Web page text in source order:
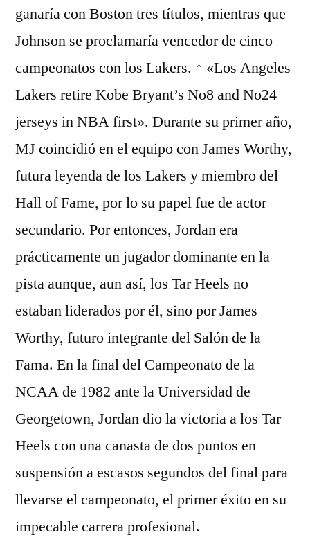
ganaría con Boston tres títulos, mientras que
Johnson se proclamaría vencedor de cinco
campeonatos con los Lakers. ↑ «Los Angeles
Lakers retire Kobe Bryant’s No8 and No24
jerseys in NBA first». Durante su primer año,
MJ coincidió en el equipo con James Worthy,
futura leyenda de los Lakers y miembro del
Hall of Fame, por lo su papel fue de actor
secundario. Por entonces, Jordan era
prácticamente un jugador dominante en la
pista aunque, aun así, los Tar Heels no
estaban liderados por él, sino por James
Worthy, futuro integrante del Salón de la
Fama. En la final del Campeonato de la
NCAA de 1982 ante la Universidad de
Georgetown, Jordan dio la victoria a los Tar
Heels con una canasta de dos puntos en
suspensión a escasos segundos del final para
llevarse el campeonato, el primer éxito en su
impecable carrera profesional.